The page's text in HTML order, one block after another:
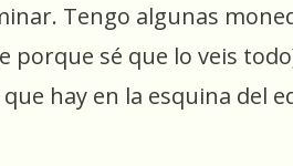
Tengo algunas
porque sé que lo veis
hay en la esquina del